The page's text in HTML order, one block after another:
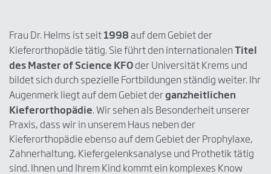
Frau Dr. Helms ist seit 1998 auf dem Gebiet der
Kieferorthopädie tätig. Sie führt den internationalen Titel
des Master of Science KFO der Universität Krems und
bildet sich durch spezielle Fortbildungen ständig weiter. Ihr
Augenmerk liegt auf dem Gebiet derganzheitlichen
Kieferorthopädie. Wir sehen als Besonderheit unserer
Praxis, dass wir in unserem Haus neben der
Kieferorthopädie ebenso auf dem Gebiet der Prophylaxe,
Zahnerhaltung, Kiefergelenksanalyse und Prothetik tätig
sind. Ihnen und Ihrem Kind kommt ein komplexes Know